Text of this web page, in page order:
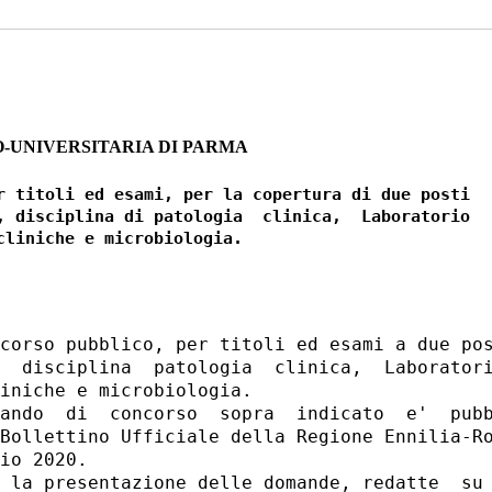
UNIVERSITARIA DI PARMA
titoli ed esami, per la copertura di due posti
disciplina di patologia  clinica,  Laboratorio
pubblico, per titoli ed esami a due
disciplina  patologia  clinica,
e microbiologia.
di  concorso  sopra  indicato  e'
Ufficiale della Regione Ennilia-
2020.
la presentazione delle domande, redatte  su